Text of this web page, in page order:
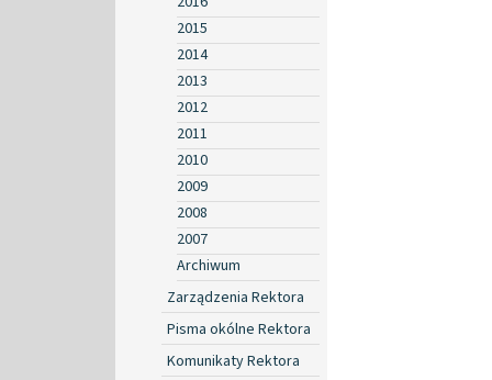
2015
2014
2013
2012
2011
2010
2009
2008
2007
Archiwum
Zarządzenia Rektora
Pisma okólne Rektora
Komunikaty Rektora